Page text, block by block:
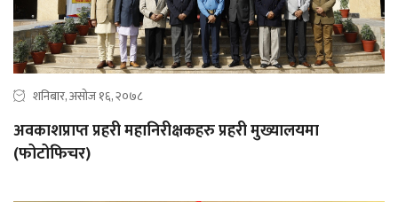
शनिबार, असोज १६, २०७८
अवकाशप्राप्त प्रहरी महानिरीक्षकहरु प्रहरी मुख्यालयमा
(फोटोफिचर)